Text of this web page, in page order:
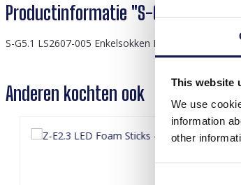
This website
We use
information
other
Productinformatie "S-G5.1
S-G5.1 LS2607-005 Enkelsokken Maat 38-45
Anderen kochten ook